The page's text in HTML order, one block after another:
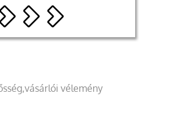
vásárlói vélemény